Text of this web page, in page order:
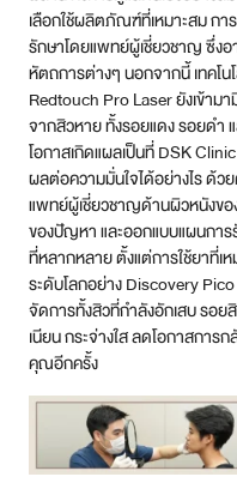
วิดีโอเรื่องที่ควรรู้